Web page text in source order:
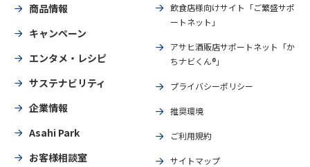
商品情報
キャンペーン
エンタメ・レシピ
サステナビリティ
企業情報
Asahi Park
お客様相談室
飲食店様向けサイト「ご繁盛サポ
ートネット」
アサヒ酒販店サポートネット「か
ちナビくん®」
プライバシーポリシー
推奨環境
ご利用規約
サイトマップ